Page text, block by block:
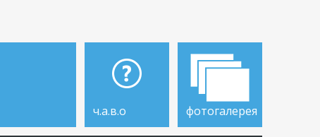
ч.а.в.о фотогалерея